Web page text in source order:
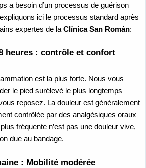
a besoin d’un processus de guérison
ici le processus standard après
expertes de la Clínica San Román:
heures : contrôle et confort
est la plus forte. Nous vous
le pied surélevé le plus longtemps
reposez. La douleur est généralement
contrôlée par des analgésiques oraux
fréquente n’est pas une douleur vive,
due au bandage.
: Mobilité modérée